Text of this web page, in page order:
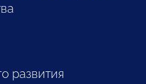
развития